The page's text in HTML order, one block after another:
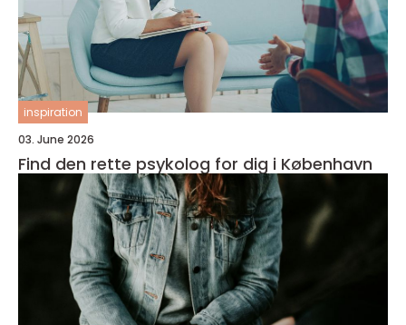
inspiration
03. June 2026
Find den rette psykolog for dig i København